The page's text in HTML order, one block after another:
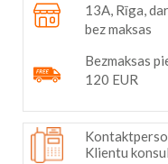
13A, Rīga,
bez maksas
Bezmaksas
120 EUR
Klientu